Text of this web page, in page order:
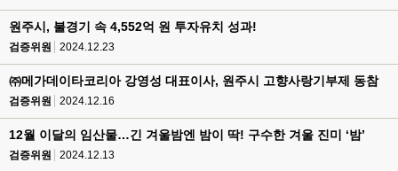
원주시, 불경기 속 4,552억 원 투자유치 성과!
검증위원 2024.12.23
㈜메가데이타코리아 강영성 대표이사, 원주시 고향사랑기부제 동참
검증위원 2024.12.16
12월 이달의 임산물…긴 겨울밤엔 밤이 딱! 구수한 겨울 진미 ‘밤’
검증위원 2024.12.13